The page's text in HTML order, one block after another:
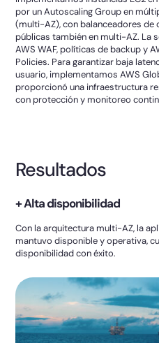
por un Autoscaling Group en
(multi-AZ), con balanceadores de
públicas también en multi-AZ. La
AWS WAF, políticas de backup y
Policies. Para garantizar baja
usuario, implementamos AWS
proporcionó una infraestructura
con protección y monitoreo
Resultados
+ Alta disponibilidad
Con la arquitectura multi-AZ, la
mantuvo disponible y operativa,
disponibilidad con éxito.